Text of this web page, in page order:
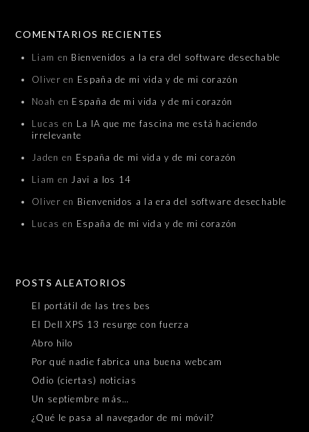
COMENTARIOS RECIENTES
Liam en Bienvenidos a la era del software desechable
Oliver en España de mi vida y de mi corazón
Noah en España de mi vida y de mi corazón
Lucas en La IA que me fascina me está haciendo
irrelevante
Jaden en España de mi vida y de mi corazón
Liam en Javi a los 14
Oliver en Bienvenidos a la era del software desechable
Lucas en España de mi vida y de mi corazón
POSTS ALEATORIOS
El portátil de las tres bes
El Dell XPS 13 resurge con fuerza
Abro hilo
Por qué nadie fabrica una buena webcam
Odio (ciertas) noticias
Un septiembre más…
¿Qué le pasa al navegador de mi móvil?